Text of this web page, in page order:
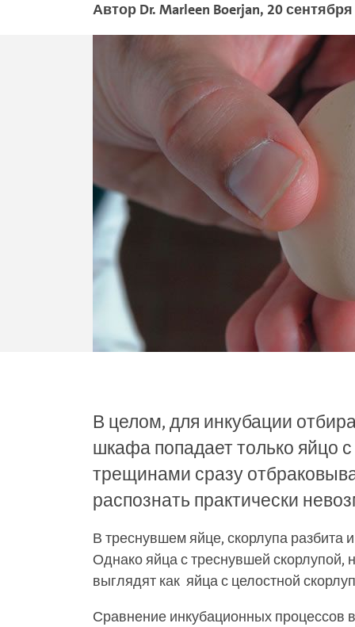
Автор Dr. Marleen Boerjan, 20
В целом, для инкубации
шкафа попадает только яйцо
трещинами сразу
распознать практически
В треснувшем яйце, скорлупа
Однако яйца с треснувшей
выглядят как яйца с целостной
Сравнение инкубационных процессов